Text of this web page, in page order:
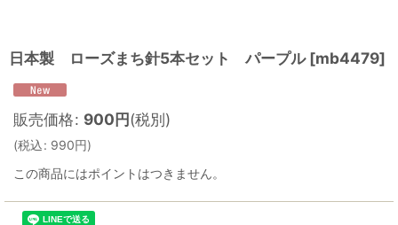
日本製 ローズまち針5本セット パープル [mb4479]
販売価格: 900円(税別)
(税込: 990円)
この商品にはポイントはつきません。